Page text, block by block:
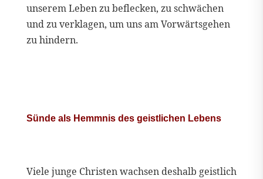
unserem Leben zu beflecken, zu schwächen
und zu verklagen, um uns am Vorwärtsgehen
zu hindern.
Sünde als Hemmnis des geistlichen Lebens
Viele junge Christen wachsen deshalb geistlich